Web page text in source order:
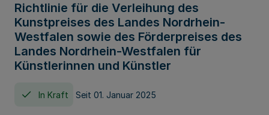
Richtlinie für die Verleihung des
Kunstpreises des Landes Nordrhein-
Westfalen sowie des Förderpreises des
Landes Nordrhein-Westfalen für
Künstlerinnen und Künstler
In Kraft Seit 01. Januar 2025